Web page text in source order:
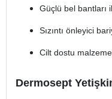
Güçlü bel bantları
Sızıntı önleyici
Cilt dostu
Dermosept